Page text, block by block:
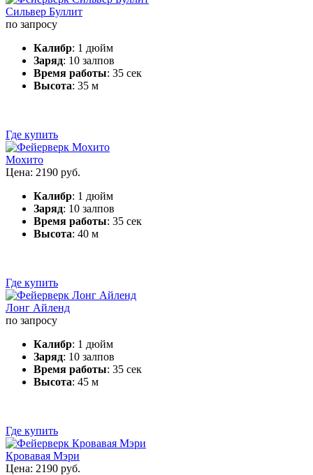
Сильвер Буллит
по запросу
Калибр: 1 дюйм
Заряд: 10 залпов
Время работы: 35 сек
Высота: 35 м
Где купить
Мохито
Цена: 2190 руб.
Калибр: 1 дюйм
Заряд: 10 залпов
Время работы: 35 сек
Высота: 40 м
Где купить
Лонг Айленд
по запросу
Калибр: 1 дюйм
Заряд: 10 залпов
Время работы: 35 сек
Высота: 45 м
Где купить
Кровавая Мэри
Цена: 2190 руб.